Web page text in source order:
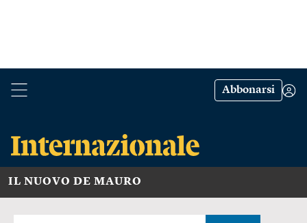
Abbonarsi
IL NUOVO DE MAURO